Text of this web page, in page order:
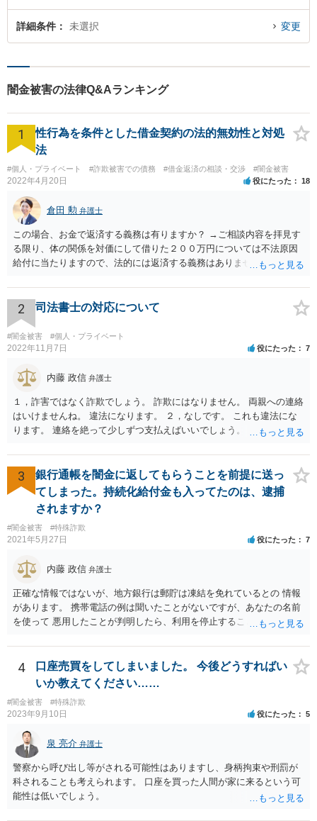
詳細条件 未選択 変更
闇金被害の法律Q&Aランキング
1
性行為を条件とした借金契約の法的無効性と対処
法
#個人・プライベート #詐欺被害での債務 #借金返済の相談・交渉 #闇金被害
2022年4月20日 役にたった 18
倉田 勲 弁護士
この場合、お金で返済する義務は有りますか？ →ご相談内容を拝見す
る限り、体の関係を対価にして借りた２００万円については不法原因
給付に当たりますので、法的には返済する義務はありません。家族に
をお勧めします。
2 司法書士の対応について
#闇金被害 #個人・プライベート
2022年11月7日 役にたった 7
内藤 政信 弁護士
１，詐害ではなく詐欺でしょう。 詐欺にはなりません。 両親への連絡
はいけませんね。 違法になります。 ２，なしです。 これも違法にな
ります。 連絡を絶って少しずつ支払えばいいでしょう。
3
銀行通帳を闇金に返してもらうことを前提に送っ
てしまった。持続化給付金も入ってたのは、逮捕
されますか？
#闇金被害 #特殊詐欺
2021年5月27日 役にたった 7
内藤 政信 弁護士
正確な情報ではないが、地方銀行は郵貯は凍結を免れているとの 情報
があります。 携帯電話の例は聞いたことがないですが、あなたの名前
を使って 悪用したことが判明したら、利用を停止することもあるでし
4
口座売買をしてしまいました。 今後どうすればい
いか教えてください……
#闇金被害 #特殊詐欺
2023年9月10日 役にたった 5
泉 亮介 弁護士
警察から呼び出し等がされる可能性はありますし、身柄拘束や刑罰が
科されることも考えられます。 口座を買った人間が家に来るという可
能性は低いでしょう。